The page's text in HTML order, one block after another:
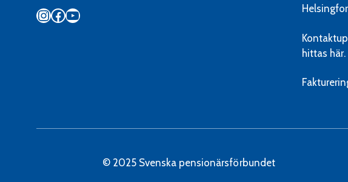
Instagram
Facebook
YouTube
hittas här.
© 2025 Svenska pensionärsförbundet